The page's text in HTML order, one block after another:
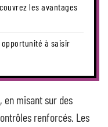
les avantages
opportunité à saisir
en misant sur des
renforcés. Les